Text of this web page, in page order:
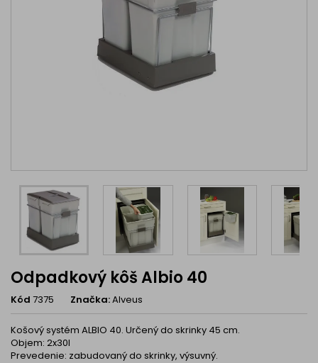
Odpadkový kôš Albio 40
Kód 7375 Značka:Alveus
Košový systém ALBIO 40. Určený do skrinky 45 cm.
Objem: 2x30l
Prevedenie: zabudovaný do skrinky, výsuvný.